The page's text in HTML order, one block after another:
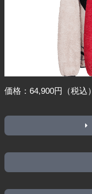
価格：64,900円（税込）